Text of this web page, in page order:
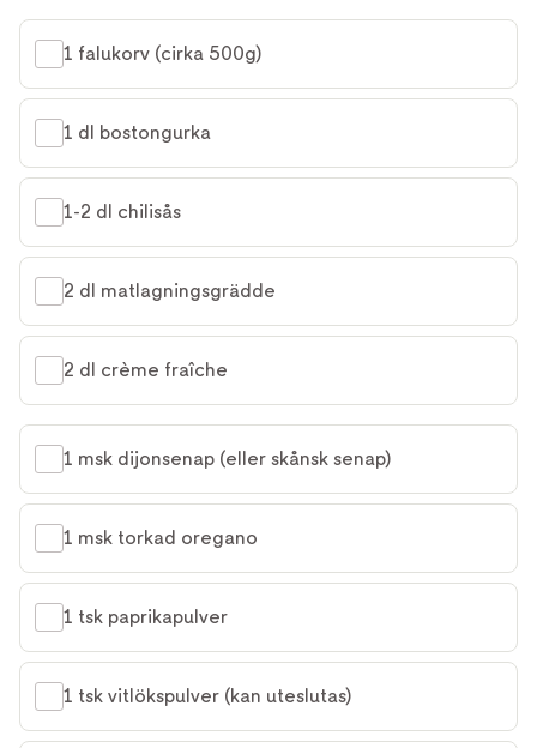
1 falukorv (cirka 500g)
1 dl bostongurka
1-2 dl chilisås
2 dl matlagningsgrädde
2 dl crème fraîche
1 msk dijonsenap (eller skånsk senap)
1 msk torkad oregano
1 tsk paprikapulver
1 tsk vitlökspulver (kan uteslutas)